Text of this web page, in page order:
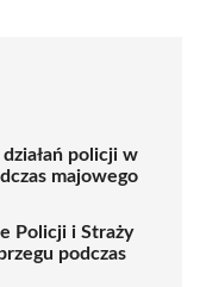
policji w
majowego
Policji i Straży
podczas